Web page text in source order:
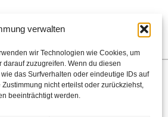
verwalten
wir Technologien wie Cookies, um
zuzugreifen. Wenn du diesen
das Surfverhalten oder eindeutige IDs auf
nicht erteilst oder zurückziehst,
beeinträchtigt werden.